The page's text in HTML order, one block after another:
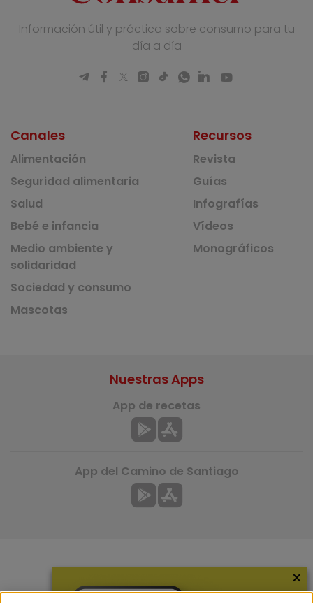
Información útil y práctica sobre consumo para tu
día a día
Canales
Alimentación
Seguridad alimentaria
Salud
Bebé e infancia
Medio ambiente y
solidaridad
Sociedad y consumo
Mascotas
Recursos
Revista
Guías
Infografías
Vídeos
Monográficos
Nuestras Apps
App de recetas
App del Camino de Santiago
×